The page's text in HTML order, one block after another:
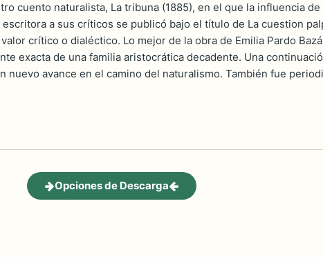
cuento naturalista, La tribuna (1885), en el que la influencia de
a sus críticos se publicó bajo el título de La cuestion
crítico o dialéctico. Lo mejor de la obra de Emilia Pardo
exacta de una familia aristocrática decadente. Una
nuevo avance en el camino del naturalismo. También fue
Opciones de Descarga